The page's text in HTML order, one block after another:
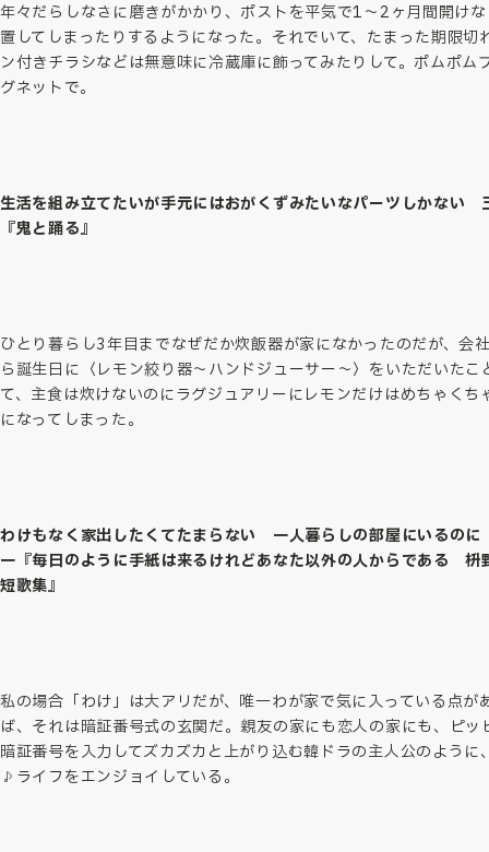
年々だらしなさに磨きがかかり、ポストを平気で1〜2ヶ月間開け
置してしまったりするようになった。それでいて、たまった期限切
ン付きチラシなどは無意味に冷蔵庫に飾ってみたりして。ポムポム
グネットで。
生活を組み立てたいが手元にはおがくずみたいなパーツしかない
『鬼と踊る』
ひとり暮らし3年目までなぜだか炊飯器が家になかったのだが、会
ら誕生日に〈レモン絞り器〜ハンドジューサー〜〉をいただいたこ
て、主食は炊けないのにラグジュアリーにレモンだけはめちゃくち
になってしまった。
わけもなく家出したくてたまらない 一人暮らしの部屋にいるの
一『毎日のように手紙は来るけれどあなた以外の人からである 枡
短歌集』
私の場合「わけ」は大アリだが、唯一わが家で気に入っている点が
ば、それは暗証番号式の玄関だ。親友の家にも恋人の家にも、ピ
暗証番号を入力してズカズカと上がり込む韓ドラの主人公のように
♪ライフをエンジョイしている。